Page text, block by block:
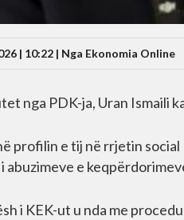
| 10:22 | Nga Ekonomia Online
nga PDK-ja, Uran Ismaili
profilin e tij në rrjetin
e
i KEK-ut u nda me